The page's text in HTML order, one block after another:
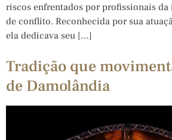
riscos enfrentados por profissionais da
de conflito. Reconhecida por sua
ela dedicava seu […]
Tradição que
de Damolândia